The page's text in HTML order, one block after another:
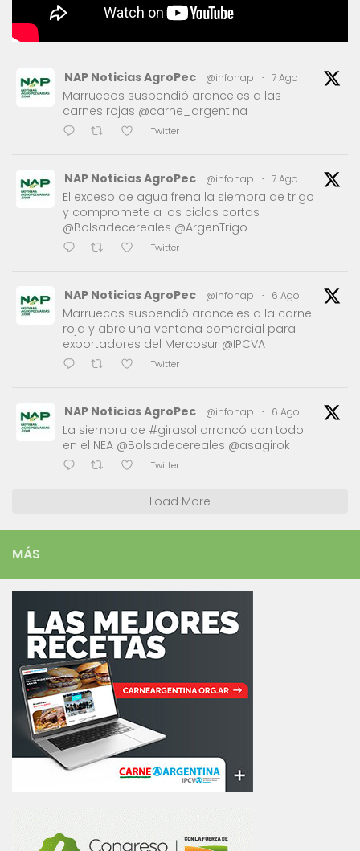
NAP Noticias AgroPec @infonap · 7 Ago
Marruecos suspendió aranceles a las
carnes rojas @carne_argentina
Twitter
NAP Noticias AgroPec @infonap · 7 Ago
El exceso de agua frena la siembra de trigo
y compromete a los ciclos cortos
@Bolsadecereales @ArgenTrigo
Twitter
NAP Noticias AgroPec @infonap · 6 Ago
Marruecos suspendió aranceles a la carne
roja y abre una ventana comercial para
exportadores del Mercosur @IPCVA
Twitter
NAP Noticias AgroPec @infonap · 6 Ago
La siembra de #girasol arrancó con todo
en el NEA @Bolsadecereales @asagirok
Twitter
Load More
MÁS